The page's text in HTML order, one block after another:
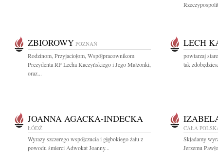
ZBIOROWY POZNAŃ
Rodzinom, Przyjaciołom, Współpracownikom
Prezydenta RP Lecha Kaczyńskiego i Jego Małżonki,
oraz...
LECH
powtarzaj
tak
JOANNA AGACKA-INDECKA
ŁÓDŹ
Wyrazy szczerego współczucia i głębokiego żalu z
powodu śmierci Adwokat Joanny...
CAŁA
Składamy
Jerzemu